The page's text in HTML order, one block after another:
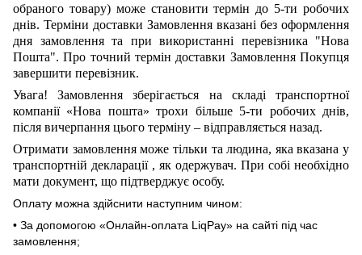
обраного товару) може становити термін до 5-ти робочих
днів. Терміни доставки Замовлення вказані без оформлення
дня замовлення та при використанні перевізника "Нова
Пошта". Про точний термін доставки Замовлення Покупця
завершити перевізник.
Увага! Замовлення зберігається на складі транспортної
компанії «Нова пошта»трохи більше 5-ти робочих днів,
після вичерпання цього терміну – відправляється назад.
Отримати замовлення може тільки та людина, яка вказана у
транспортній декларації , як одержувач. При собі необхідно
мати документ, що підтверджує особу.
Оплату можна здійснити наступним чином:
• За допомогою «Онлайн-оплата LiqPay» на сайті під час
замовлення;